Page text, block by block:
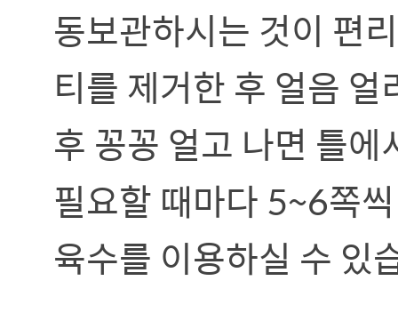
동보관하시는 것이 편
티를 제거한 후 얼음
후 꽁꽁 얼고 나면 틀
필요할 때마다 5~6쪽
육수를 이용하실 수 있